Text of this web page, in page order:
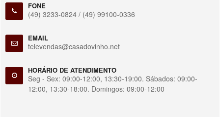
FONE
(49) 3233-0824 / (49) 99100-0336
EMAIL
televendas@casadovinho.net
HORÁRIO DE ATENDIMENTO
Seg - Sex: 09:00-12:00, 13:30-19:00. Sábados: 09:00-
12:00, 13:30-18:00. Domingos: 09:00-12:00